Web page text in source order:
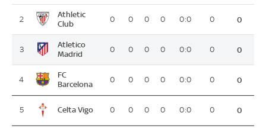
2
Athletic
Club
0 0 0 0 0:0 0 0
3
Atletico
Madrid
0 0 0 0 0:0 0 0
4
FC
Barcelona
0 0 0 0 0:0 0 0
5 Celta Vigo 0 0 0 0 0:0 0 0